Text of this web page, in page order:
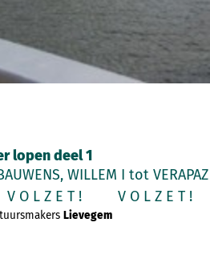
lopen deel 1
WILLEM I tot VERAPAZ
Z E T ! V O L Z E T !
Lievegem